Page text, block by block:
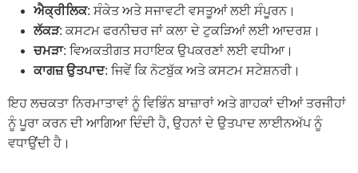
ਐਕ੍ਰੀਲਿਕ: ਸੰਕੇਤ ਅਤੇ ਸਜਾਵਟੀ ਵਸਤੂਆਂ ਲਈ ਸੰਪੂਰਨ।
ਲੱਕੜ: ਕਸਟਮ ਫਰਨੀਚਰ ਜਾਂ ਕਲਾ ਦੇ ਟੁਕੜਿਆਂ ਲਈ ਆਦਰਸ਼।
ਚਮੜਾ: ਵਿਅਕਤੀਗਤ ਸਹਾਇਕ ਉਪਕਰਣਾਂ ਲਈ ਵਧੀਆ।
ਕਾਗਜ਼ ਉਤਪਾਦ: ਜਿਵੇਂ ਕਿ ਨੋਟਬੁੱਕ ਅਤੇ ਕਸਟਮ ਸਟੇਸ਼ਨਰੀ।
ਇਹ ਲਚਕਤਾ ਨਿਰਮਾਤਾਵਾਂ ਨੂੰ ਵਿਭਿੰਨ ਬਾਜ਼ਾਰਾਂ ਅਤੇ ਗਾਹਕਾਂ ਦੀਆਂ ਤਰਜੀਹਾਂ
ਨੂੰ ਪੂਰਾ ਕਰਨ ਦੀ ਆਗਿਆ ਦਿੰਦੀ ਹੈ, ਉਹਨਾਂ ਦੇ ਉਤਪਾਦ ਲਾਈਨਅੱਪ ਨੂੰ
ਵਧਾਉਂਦੀ ਹੈ।